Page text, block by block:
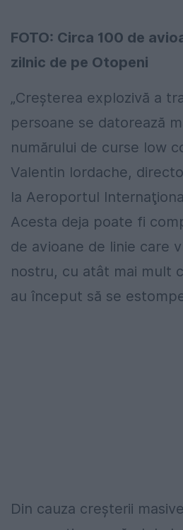
FOTO: Circa 100 de
zilnic de pe Otopeni
„Creşterea explozivă a
persoane se datorează
numărului de curse low
Valentin Iordache,
la Aeroportul
Acesta deja poate fi
de avioane de linie care
nostru, cu atât mai mult
au început să se
Din cauza creşterii